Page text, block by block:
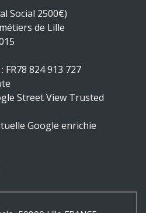
Social 2500€)
de Lille
824 913 727
Street View Trusted
Google enrichie